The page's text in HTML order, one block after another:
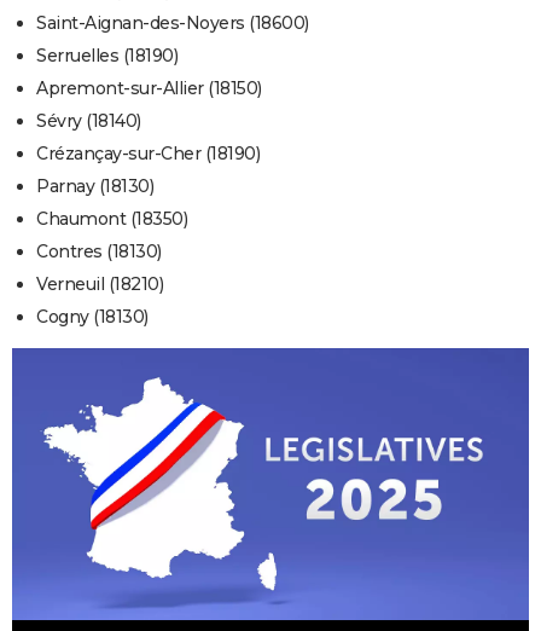
Saint-Aignan-des-Noyers (18600)
Serruelles (18190)
Apremont-sur-Allier (18150)
Sévry (18140)
Crézançay-sur-Cher (18190)
Parnay (18130)
Chaumont (18350)
Contres (18130)
Verneuil (18210)
Cogny (18130)